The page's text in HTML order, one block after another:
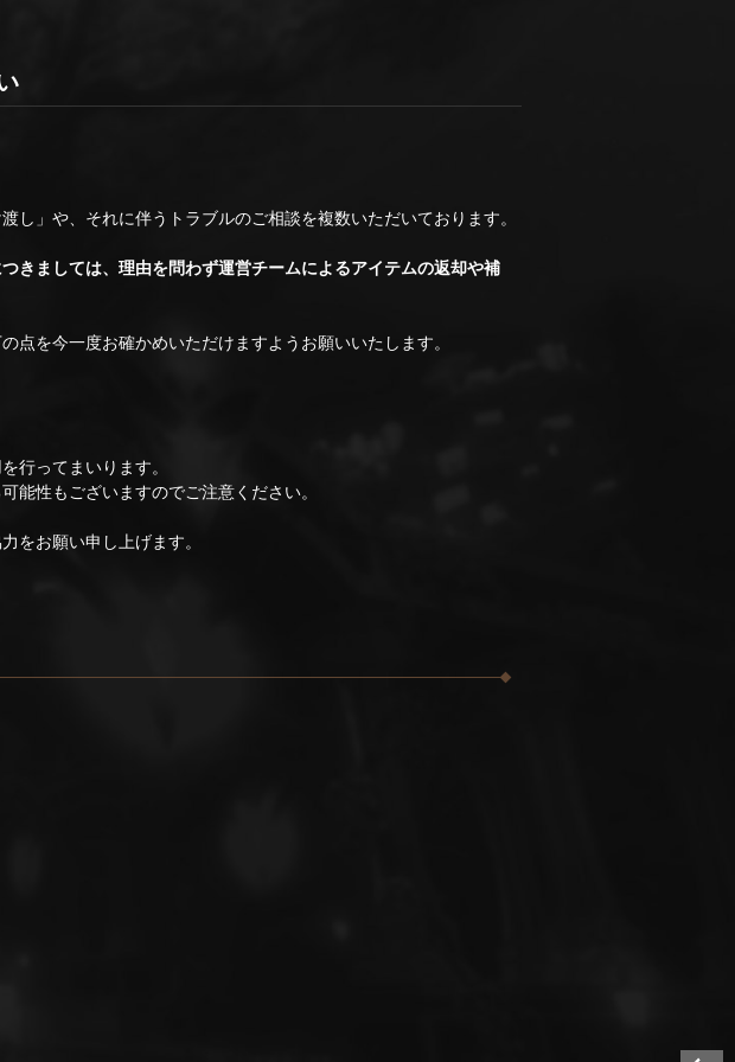
」や、それに伴うトラブルのご相談を複数いただいております。
きましては、理由を問わず運営チームによるアイテムの返却や補
を今一度お確かめいただけますようお願いいたします。
行ってまいります。
能性もございますのでご注意ください。
をお願い申し上げます。